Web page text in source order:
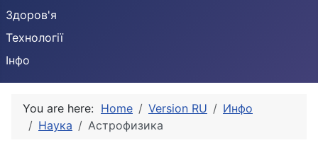
Здоров'я
Технології
Інфо
You are here: Home Version RU
Инфо
Наука
Астрофизика